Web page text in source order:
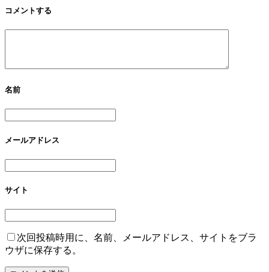
コメントする
名前
メールアドレス
サイト
次回投稿時用に、名前、メールアドレス、サイトをブラ
ウザに保存する。